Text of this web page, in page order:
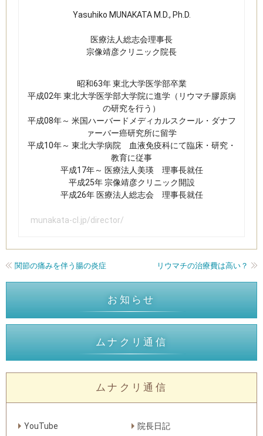
Yasuhiko MUNAKATA M.D., Ph.D.
​医療法人総志会理事長
宗像靖彦クリニック​院長
昭和63年 東北大学医学部卒業​
平成02年 東北大学医学部大学院に進学（リウマチ膠原病
の研究を行う）
平成08年～ 米国ハーバードメディカルスクール・ダナフ
ァーバー癌研究所に留学
平成10年～ 東北大学病院 血液免疫科にて臨床・研究・
教育に従事
平成17年～ 医療法人美瑛 理事長就任
平成25年 宗像靖彦クリニック開設
平成26年 医療法人総志会 理事長就任​
munakata-cl.jp/director/
関節の痛みを伴う腸の炎症 リウマチの治療費は高い？
お知らせ
ムナクリ通信
ムナクリ通信
YouTube 院長日記